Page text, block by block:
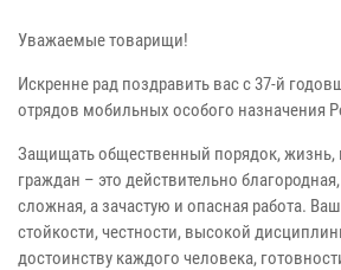
Уважаемые товарищи!
Искренне рад поздравить вас с 37-й
отрядов мобильных особого назначения
Защищать общественный порядок, жизнь,
граждан – это действительно
сложная, а зачастую и опасная работа.
стойкости, честности, высокой
достоинству каждого человека,